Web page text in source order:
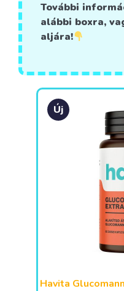
További
alábbi boxra,
aljára!
Új
Havita